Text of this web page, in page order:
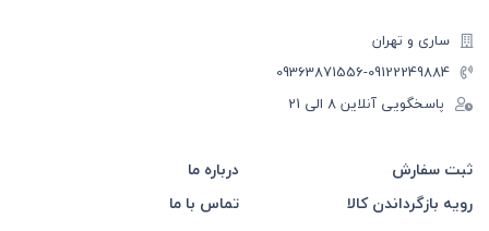
ساری و تهران
09122249884
-09363871556
پاسخگویی آنلاین 8 الی 21
ثبت سفارش
درباره ما
رویه بازگرداندن کالا
تماس با ما